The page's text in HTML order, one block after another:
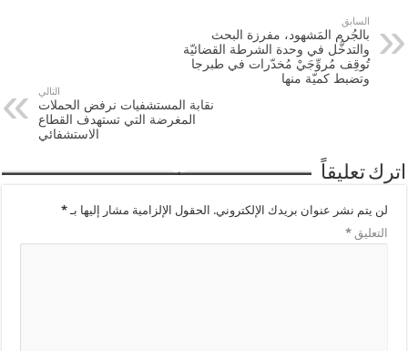
السابق
بالجُرم المَشهود، مفرزة البحث
والتدخُّل في وحدة الشرطة القضائيّة
تُوقِف مُروِّجَيْ مُخدّرات في طبرجا
وتضبط كميّة منها
التالي
نقابة المستشفيات نرفض الحملات
المغرضة التي تستهدف القطاع
الاستشفائي
اترك تعليقاً
لن يتم نشر عنوان بريدك الإلكتروني. الحقول الإلزامية مشار إليها بـ*
التعليق*